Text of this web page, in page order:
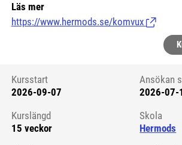
Läs mer
https://www.hermods.se/komvux (Länk till
Kursstart 6124733
Kursstart
2026-09-07
Ansökan
2026-07-
Kurslängd
15 veckor
Skola
Hermods